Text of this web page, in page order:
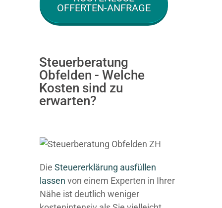
OFFERTEN-ANFRAGE
Steuerberatung
Obfelden - Welche
Kosten sind zu
erwarten?
Die Steuererklärung ausfüllen
lassen von einem Experten in Ihrer
Nähe ist deutlich weniger